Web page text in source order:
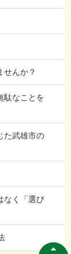
せんか？
駄なことを
た武雄市の
なく「選び